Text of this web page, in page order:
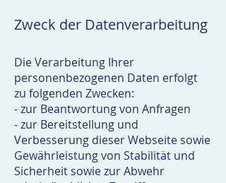
Zweck der Datenverarbeitung
Die Verarbeitung Ihrer
personenbezogenen Daten erfolgt
zu folgenden Zwecken:
- zur Beantwortung von Anfragen
- zur Bereitstellung und
Verbesserung dieser Webseite sowie
Gewährleistung von Stabilität und
Sicherheit sowie zur Abwehr